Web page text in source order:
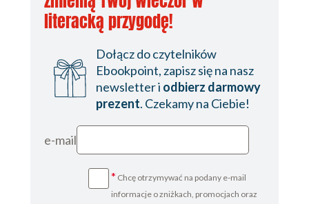
literacką przygodę!
Dołącz do czytelników
Ebookpoint, zapisz się na nasz
newsletter i odbierz darmowy
prezent. Czekamy na Ciebie!
e-mail
* Chcę otrzymywać na podany e-mail
informacje o zniżkach, promocjach oraz